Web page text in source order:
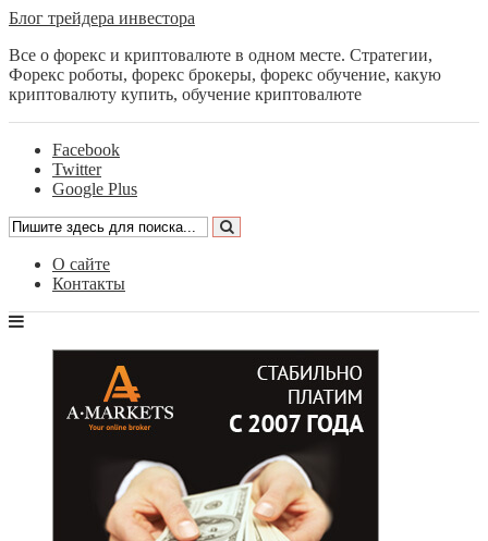
Блог трейдера инвестора
Все о форекс и криптовалюте в одном месте. Стратегии,
Форекс роботы, форекс брокеры, форекс обучение, какую
криптовалюту купить, обучение криптовалюте
Facebook
Twitter
Google Plus
О сайте
Контакты